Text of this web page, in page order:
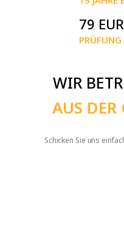
79
WIR
AUS DER
Schicken Sie uns